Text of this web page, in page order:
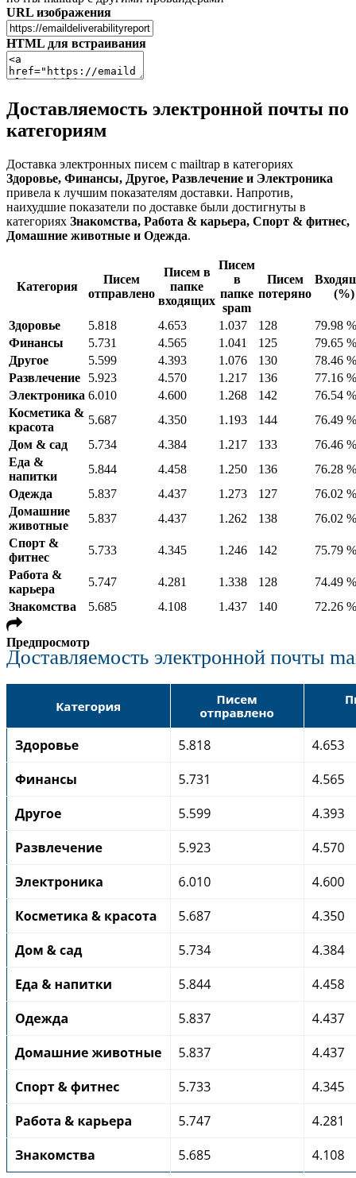
URL изображения
HTML для встраивания
Доставляемость электронной почты по
категориям
Доставка электронных писем с mailtrap в категориях
Здоровье, Финансы, Другое, Развлечение и Электроника
привела к лучшим показателям доставки. Напротив,
наихудшие показатели по доставке были достигнуты в
категориях Знакомства, Работа & карьера, Спорт & фитнес,
Домашние животные и Одежда.
Категория
Писем
отправлено
Писем в
папке
входящих
Писем
в
папке
spam
Писем
потеряно
(%)
Здоровье 5.818 4.653 1.037 128
79.98 %
Финансы
5.731 4.565 1.041 125
79.65 %
Другое
5.599 4.393 1.076 130
78.46 %
Развлечение
5.923 4.570 1.217 136
77.16 %
Электроника 6.010 4.600 1.268 142
76.54 %
Косметика &
красота
5.687 4.350 1.193 144
76.49 %
Дом & сад
5.734 4.384 1.217 133
76.46 %
Еда &
напитки
5.844 4.458 1.250 136
76.28 %
Одежда
5.837 4.437 1.273 127
76.02 %
Домашние
животные
5.837 4.437 1.262 138
76.02 %
Спорт &
фитнес
5.733 4.345 1.246 142
75.79 %
Работа &
карьера
5.747 4.281 1.338 128
74.49 %
Знакомства
5.685 4.108 1.437 140 72.26 %
Предпросмотр